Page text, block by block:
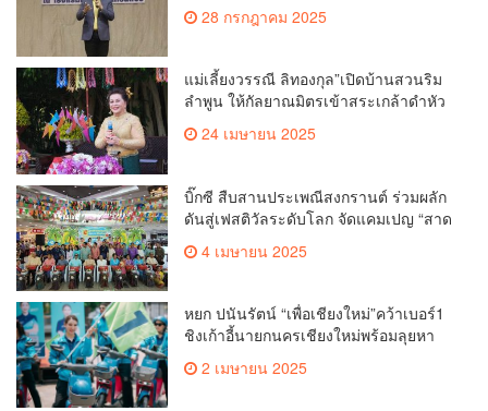
28 กรกฎาคม 2025
แม่เลี้ยงวรรณี ลิทองกุล”เปิดบ้านสวนริม
ลำพูน ให้กัลยาณมิตรเข้าสระเกล้าดำหัว
ขอพรเนื่องในประเพณีสงกรานต์ 2568
เพื่อสืบสาน อนุรักษ์ประเพณีอันดีงามที่
24 เมษายน 2025
บิ๊กซี สืบสานประเพณีสงกรานต์ ร่วมผลัก
ดันสู่เฟสติวัลระดับโลก จัดแคมเปญ “สาด
สูงสุด 50% กระตุ้นการเดินทางนักท่อง
2,132 ล้านบาท
4 เมษายน 2025
หยก ปนันรัตน์ “เพื่อเชียงใหม่”คว้าเบอร์1
ชิงเก้าอี้นายกนครเชียงใหม่พร้อมลุยหา
2 เมษายน 2025